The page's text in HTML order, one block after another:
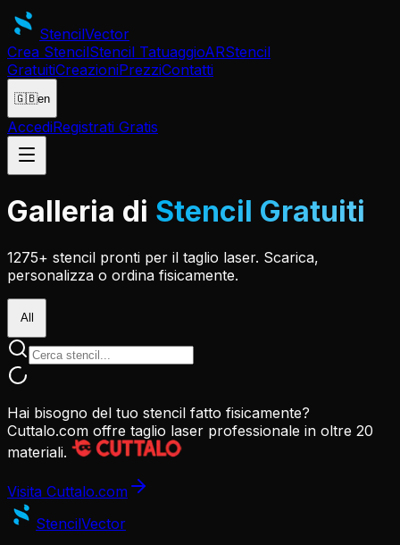
StencilVector
Crea StencilStencil TatuaggioARStencil
GratuitiCreazioniPrezziContatti
🇬🇧en
AccediRegistrati Gratis
Galleria di Stencil Gratuiti
1275+ stencil pronti per il taglio laser. Scarica,
personalizza o ordina fisicamente.
All
Hai bisogno del tuo stencil fatto fisicamente?
Cuttalo.com offre taglio laser professionale in oltre 20
materiali.
Visita Cuttalo.com
StencilVector